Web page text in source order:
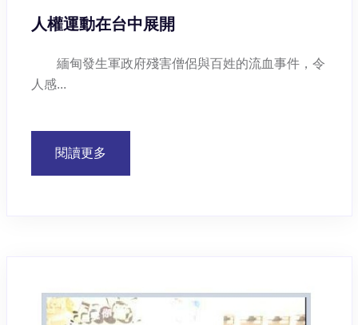
人權運動在台中展開
緬甸發生軍政府殘害僧侶與百姓的流血事件，令
人感...
閱讀更多